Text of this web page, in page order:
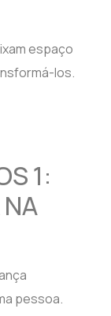
espaço
los.
1:
pessoa.